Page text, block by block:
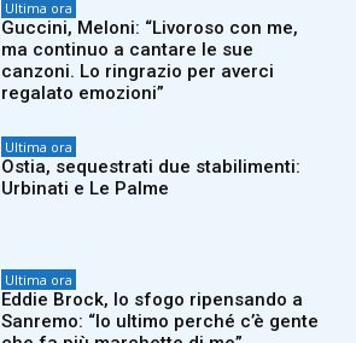
Ultima ora
Guccini, Meloni: “Livoroso con me,
ma continuo a cantare le sue
canzoni. Lo ringrazio per averci
regalato emozioni”
Ultima ora
Ostia, sequestrati due stabilimenti:
Urbinati e Le Palme
Ultima ora
Eddie Brock, lo sfogo ripensando a
Sanremo: “Io ultimo perché c’è gente